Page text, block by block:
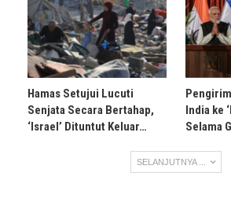
Hamas Setujui Lucuti
Senjata Secara Bertahap,
‘Israel’ Dituntut Keluar…
India ke
Selama
SELANJUTNYA ...